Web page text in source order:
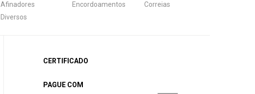
Afinadores Encordoamentos
Correias
Diversos
CERTIFICADO
PAGUE COM